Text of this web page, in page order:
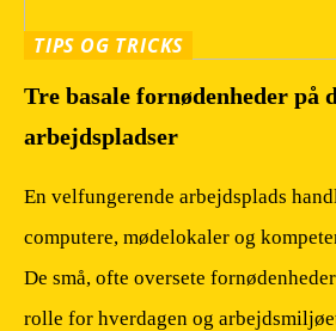
TIPS OG TRICKS
Tre basale fornødenheder på
arbejdspladser
En velfungerende arbejdsplads
computere, mødelokaler og
De små, ofte oversete
rolle for hverdagen og